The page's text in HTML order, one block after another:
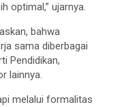
optimal,” ujarnya.
bahwa
sama diberbagai
Pendidikan,
lainnya.
melalui formalitas